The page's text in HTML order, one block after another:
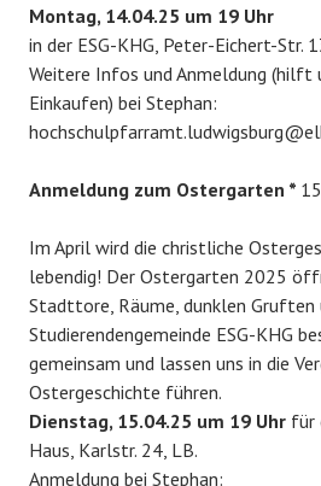
Montag, 14.04.25 um 19 Uhr
in der ESG-KHG, Peter-Eichert-Str.
Weitere Infos und Anmeldung (hilft
Einkaufen) bei Stephan:
Anmeldung zum Ostergarten *
Im April wird die christliche
lebendig! Der Ostergarten 2025
Stadttore, Räume, dunklen Gruften
Studierendengemeinde ESG-KHG
gemeinsam und lassen uns in die
Ostergeschichte führen.
Dienstag, 15.04.25 um 19 Uhr für
Haus, Karlstr. 24, LB.
Anmeldung bei Stephan: